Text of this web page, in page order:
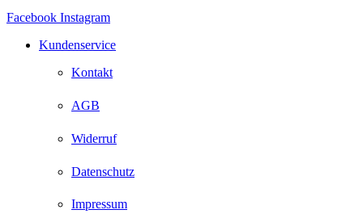
Facebook Instagram
Kundenservice
Kontakt
AGB
Widerruf
Datenschutz
Impressum